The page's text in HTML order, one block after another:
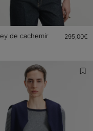
de cachemir 295,00€